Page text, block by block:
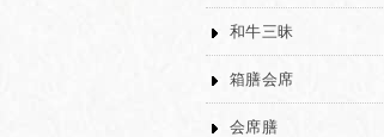
和牛三昧
箱膳会席
会席膳